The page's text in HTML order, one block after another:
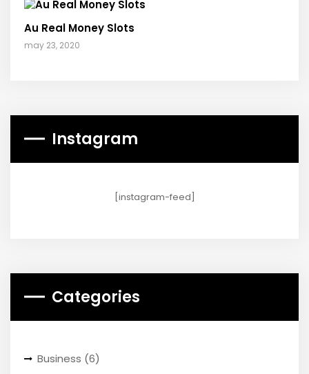
Au Real Money Slots
may 23, 2020
Instagram
[instagram-feed]
Categories
Business (6)